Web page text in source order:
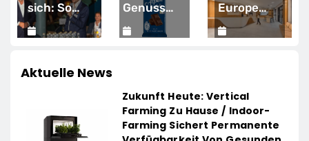
sich: So
vernetzen
für die
Zukunft
Genuss
zum
dauerhaft
die Preise
für
Europe
eröffnet
Campus in
Hamburg
und setzt
Aktuelle News
Zukunft Heute: Vertical
Farming Zu Hause / Indoor-
Farming Sichert Permanente